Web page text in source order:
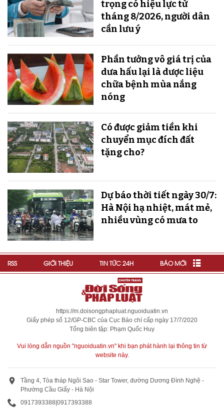
trọng có hiệu lực từ
tháng 8/2026, người dân
cần lưu ý
Phần tưởng vô giá trị của
dưa hấu lại là dược liệu
chữa bệnh mùa nắng
nóng
Có được giảm tiền khi
chuyển mục đích đất
tặng cho?
Dự báo thời tiết ngày 30/7:
Hà Nội hạ nhiệt, mát mẻ,
nhiều vùng có mưa to
RSS GIỚI THIỆU TIN TỨC 24H BÁO MỚI
https://m.doisongphapluat.nguoiduatin.vn
Giấy phép số 12/GP-CBC của Cục Báo chí cấp ngày 17/7/2020
Tổng biên tập: Phạm Quốc Huy
Vui lòng dẫn nguồn "nguoiduatin.vn" khi bạn phát hành lại thông tin từ
website này.
Tầng 4, Tòa tháp Ngôi Sao - Star Tower, đường Dương Đình Nghệ -
Phường Cầu Giấy - Hà Nội
0917393388 0917393388